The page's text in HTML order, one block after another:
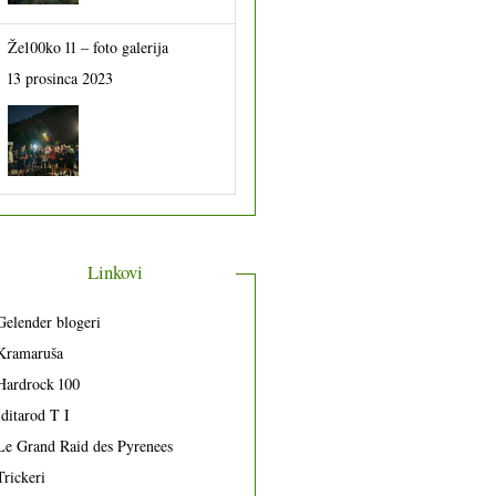
Že100ko 11 – foto galerija
13 prosinca 2023
Linkovi
blogeri
100
T I
Grand Raid des Pyrenees